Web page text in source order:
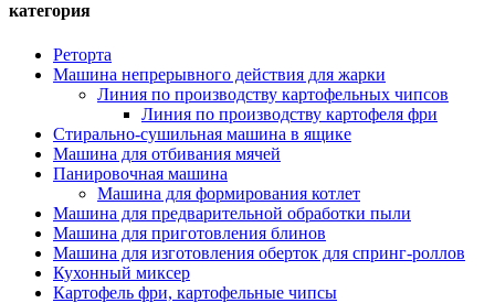
категория
Реторта
Машина непрерывного действия для жарки
Линия по производству картофельных чипсов
Линия по производству картофеля фри
Стирально-сушильная машина в ящике
Машина для отбивания мячей
Панировочная машина
Машина для формирования котлет
Машина для предварительной обработки пыли
Машина для приготовления блинов
Машина для изготовления оберток для спринг-роллов
Кухонный миксер
Картофель фри, картофельные чипсы